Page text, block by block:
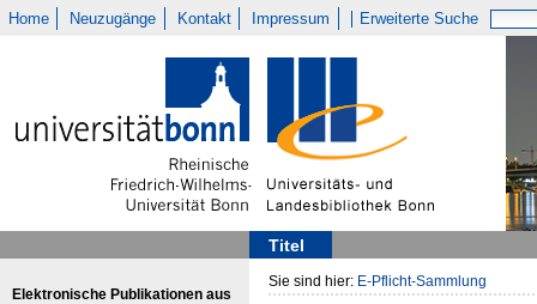
Home Neuzugänge Kontakt Impressum Erweiterte Suche
Titel
Elektronische Publikationen aus
Sie sind hier: E-Pflicht-Sammlung